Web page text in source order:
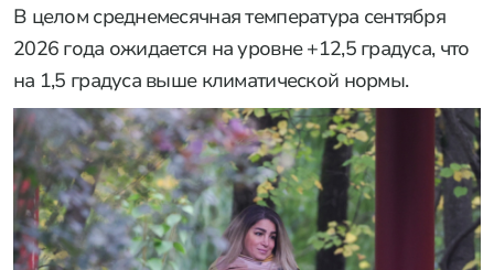
В целом среднемесячная температура сентября
2026 года ожидается на уровне +12,5 градуса, что
на 1,5 градуса выше климатической нормы.